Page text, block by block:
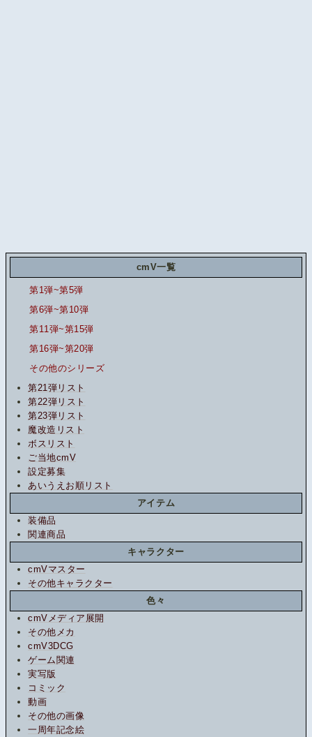
cmV一覧
第1弾~第5弾
第6弾~第10弾
第11弾~第15弾
第16弾~第20弾
その他のシリーズ
第21弾リスト
第22弾リスト
第23弾リスト
魔改造リスト
ボスリスト
ご当地cmV
設定募集
あいうえお順リスト
アイテム
装備品
関連商品
キャラクター
cmVマスター
その他キャラクター
色々
cmVメディア展開
その他メカ
cmV3DCG
ゲーム関連
実写版
コミック
動画
その他の画像
一周年記念絵